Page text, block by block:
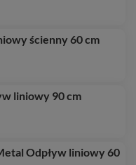
ścienny 60 cm
liniowy 90 cm
Odpływ liniowy 60